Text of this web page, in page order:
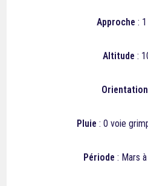
Approche :
Altitude :
Orientation
Pluie : 0 voie
Période : Mars